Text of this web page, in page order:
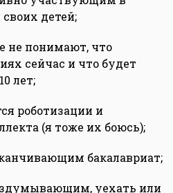
детей;
не понимают, что
сейчас и что будет
лет;
роботизации и
(я тоже их боюсь);
бакалавриат;
уехать или